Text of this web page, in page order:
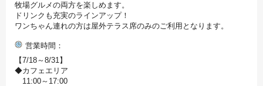
牧場グルメの両方を楽しめます。
ドリンクも充実のラインアップ！
ワンちゃん連れの方は屋外テラス席のみのご利用となります。
営業時間
【7/18～8/31】
◆カフェエリア
11:00～17:00